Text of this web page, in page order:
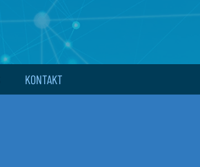
KONTAKT